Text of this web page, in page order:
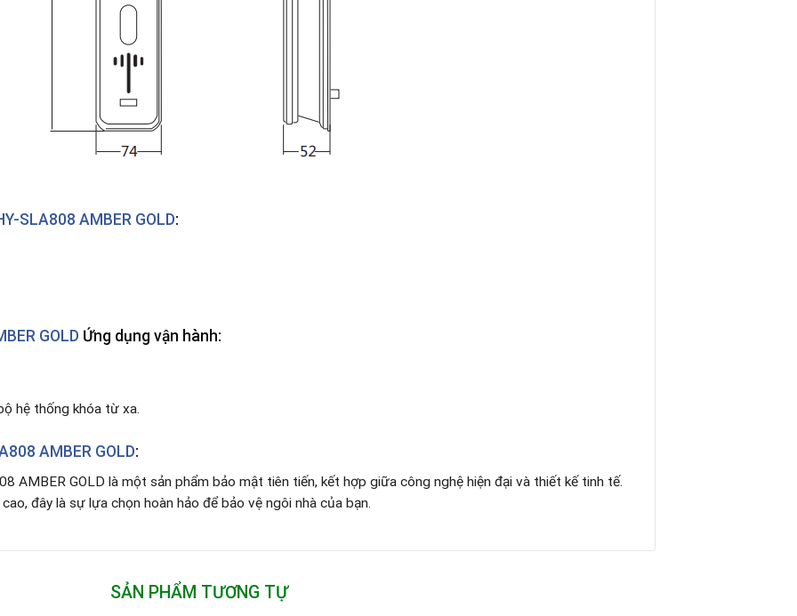
SLA808 AMBER GOLD:
GOLD Ứng dụng vận hành:
hệ thống khóa từ xa.
AMBER GOLD:
AMBER GOLD là một sản phẩm bảo mật tiên tiến, kết hợp giữa công nghệ hiện đại và thiết kế tinh tế.
đây là sự lựa chọn hoàn hảo để bảo vệ ngôi nhà của bạn.
SẢN PHẨM TƯƠNG TỰ